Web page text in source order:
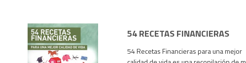
54 RECETAS FINANCIERAS
54 Recetas Financieras para una mejor